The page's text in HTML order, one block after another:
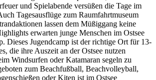
und Spielabende versüßen die Tage im
Tagesausflüge zum Raumfahrtmuseum
lassen dem Müßiggang keine
erwarten junge Menschen im Ostsee
Dieses Jugendcamp ist der richtige Ort für 13-
die ihre Auszeit an der Ostsee nutzen
Windsurfen oder Katamaran segeln zu
zum Beachfußball, Beachvolleyball,
oder Kiten ist im Ostsee